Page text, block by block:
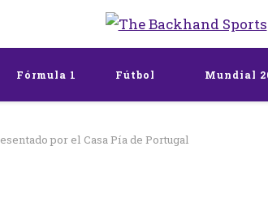
The
Inicio
Fórmula 1 Fútbol Mundial
por el Casa Pía de Portugal